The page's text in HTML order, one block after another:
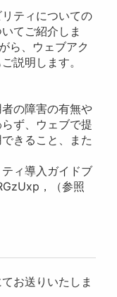
ティについての
てご紹介しま
ら、ウェブアク
説明します。
の障害の有無や
ず、ウェブで提
きること、また
ィ導入ガイドブ
，（参照
お送りいたしま